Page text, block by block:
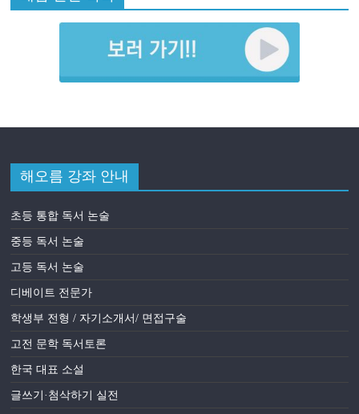
해오름 강좌 안내
초등 통합 독서 논술
중등 독서 논술
고등 독서 논술
디베이트 전문가
학생부 전형 / 자기소개서/ 면접구술
고전 문학 독서토론
한국 대표 소설
글쓰기·첨삭하기 실전